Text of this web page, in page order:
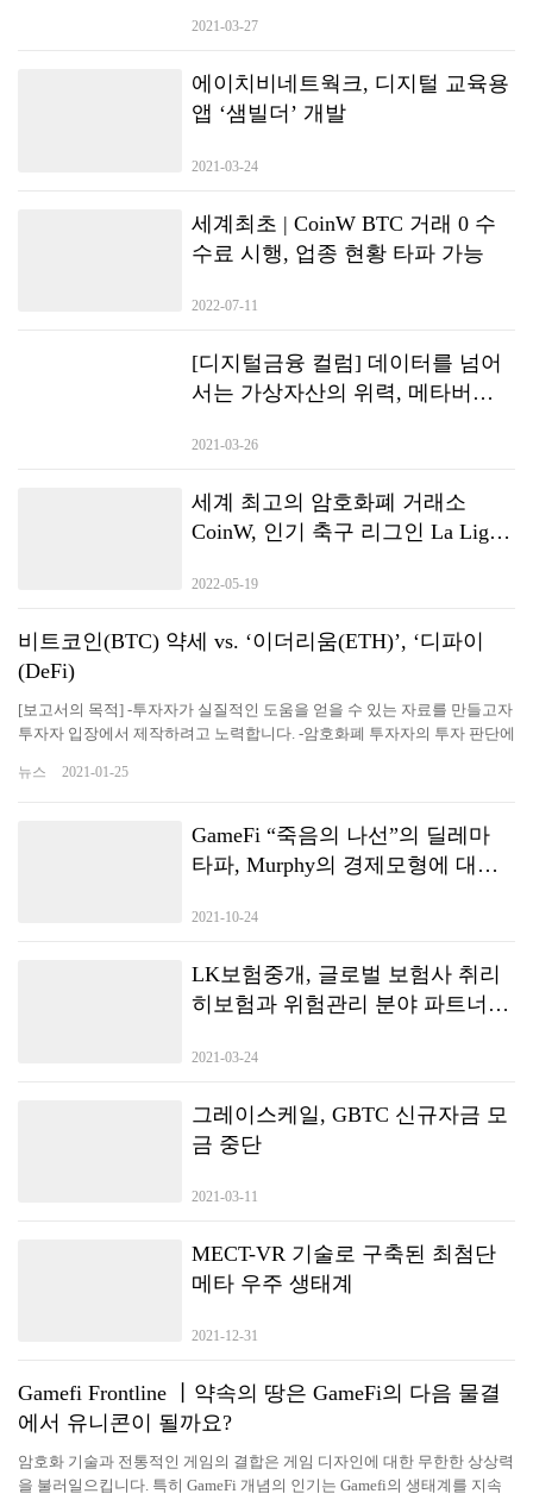
2021-03-27
에이치비네트웍크, 디지털 교육용
앱 ‘샘빌더’ 개발
2021-03-24
세계최초 | CoinW BTC 거래 0 수
수료 시행, 업종 현황 타파 가능
2022-07-11
[디지털금융 컬럼] 데이터를 넘어
서는 가상자산의 위력, 메타버스
2021-03-26
세계 최고의 암호화폐 거래소
CoinW, 인기 축구 리그인 La Liga
2022-05-19
비트코인(BTC) 약세 vs. ‘이더리움(ETH)’, ‘디파이
(DeFi)
[보고서의 목적] -투자자가 실질적인 도움을 얻을 수 있는 자료를 만들고자
투자자 입장에서 제작하려고 노력합니다. -암호화폐 투자자의 투자 판단에
자가 투자 시점에 즉각적인 효과를 누리고 투자의 인사이트를 얻을 수 있
투자자 전달 시점을 최소화하려고 노력하고 있습니다. [특징] 에임리치 금
융공학기술연구소의 독자적인 계량 분석(quantitative analysis) 노하우를
통해 각 항목을 점수화하고, 시장 상황을 단기(1~7일), 중기(1주~1개월), 장
수 있도록 ‘종합 의견’을 표시합니다.
뉴스 2021-01-25
GameFi “죽음의 나선”의 딜레마
타파, Murphy의 경제모형에 대한
2021-10-24
LK보험중개, 글로벌 보험사 취리
히보험과 위험관리 분야 파트너십
2021-03-24
그레이스케일, GBTC 신규자금 모
금 중단
2021-03-11
MECT-VR 기술로 구축된 최첨단
메타 우주 생태계
2021-12-31
Gamefi Frontline 丨약속의 땅은 GameFi의 다음 물결
에서 유니콘이 될까요?
암호화 기술과 전통적인 게임의 결합은 게임 디자인에 대한 무한한 상상력
을 불러일으킵니다. 특히 GameFi 개념의 인기는 Gamefi의 생태계를 지속